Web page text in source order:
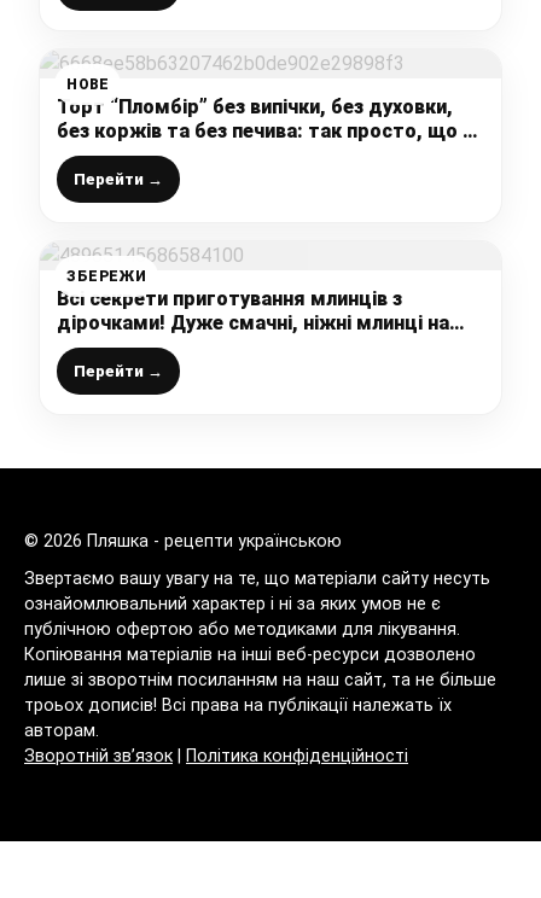
НОВЕ
Торт “Пломбір” без випічки, без духовки,
без коржів та без печива: так просто, що ви
захочете готувати його щодня
Перейти →
ЗБЕРЕЖИ
Всі секрети приготування млинців з
дірочками! Дуже смачні, ніжні млинці на
огірковому розсолі – це супер рецепт!
Перейти →
© 2026 Пляшка - рецепти українською
Звертаємо вашу увагу на те, що матеріали сайту несуть
ознайомлювальний характер і ні за яких умов не є
публічною офертою або методиками для лікування.
Копіювання матеріалів на інші веб-ресурси дозволено
лише зі зворотнім посиланням на наш сайт, та не більше
троьох дописів! Всі права на публікації належать їх
авторам.
Зворотній зв’язок
Політика конфіденційності